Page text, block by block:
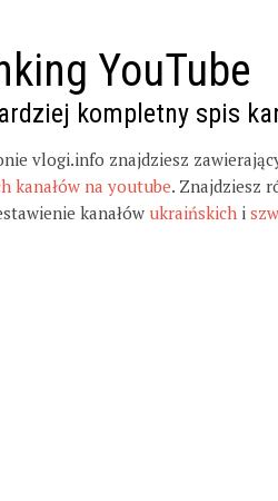
YouTube
kompletny spis
vlogi.info znajdziesz
kanałów na youtube. Znajdziesz
kanałów ukraińskich i